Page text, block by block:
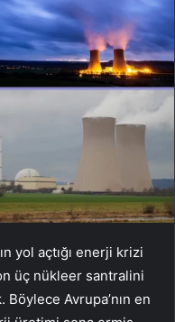
yol açtığı enerji krizi
üç nükleer santralini
Böylece Avrupa’nın en